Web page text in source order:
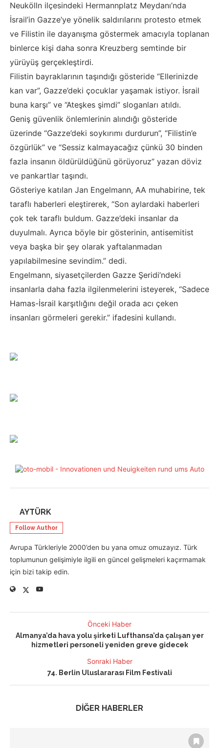
Neukölln ilçesindeki Hermannplatz Meydanı’nda
İsrail’in Gazze’ye yönelik saldırılarını protesto etmek
ve Filistin ile dayanışma göstermek amacıyla toplanan
binlerce kişi daha sonra Kreuzberg semtinde bir
yürüyüş gerçekleştirdi.
Filistin bayraklarının taşındığı gösteride “Ellerinizde
kan var”, Gazze’deki çocuklar yaşamak istiyor. İsrail
buna karşı” ve “Ateşkes şimdi” sloganları atıldı.
Geniş güvenlik önlemlerinin alındığı gösteride
üzerinde “Gazze’deki soykırımı durdurun”, “Filistin’e
özgürlük” ve “Sessiz kalmayacağız çünkü 30 binden
fazla insanın öldürüldüğünü görüyoruz” yazan döviz
ve pankartlar taşındı.
Gösteriye katılan Jan Engelmann, AA muhabirine, tek
taraflı haberleri eleştirerek, “Son aylardaki haberleri
çok tek taraflı buldum. Gazze’deki insanlar da
duyulmalı. Ayrıca böyle bir gösterinin, antisemitist
veya başka bir şey olarak yaftalanmadan
yapılabilmesine sevindim.” dedi.
Engelmann, siyasetçilerden Gazze Şeridi’ndeki
insanlarla daha fazla ilgilenmelerini isteyerek, “Sadece
Hamas-İsrail karşıtlığını değil orada acı çeken
insanları görmeleri gerekir.” ifadesini kullandı.
AYTÜRK
Follow Author
Avrupa Türkleriyle 2000’den bu yana omuz omuzayız. Türk
toplumunun gelişimiyle ilgili en güncel gelişmeleri kaçırmamak
için bizi takip edin.
Önceki Haber
Almanya’da hava yolu şirketi Lufthansa’da çalışan yer
hizmetleri personeli yeniden greve gidecek
Sonraki Haber
74. Berlin Uluslararası Film Festivali
DİĞER HABERLER